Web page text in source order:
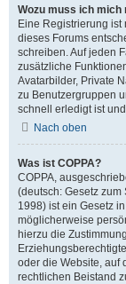
Wozu muss ich
Eine Registrierung
dieses Forums
schreiben. Auf jeden
zusätzliche
Avatarbilder, Private
zu Benutzergruppen
schnell erledigt ist
Nach oben
Was ist COPPA?
COPPA,
(deutsch: Gesetz
1998) ist ein Gesetz
möglicherweise
hierzu die
oder die Website, auf
rechtlichen Beistand